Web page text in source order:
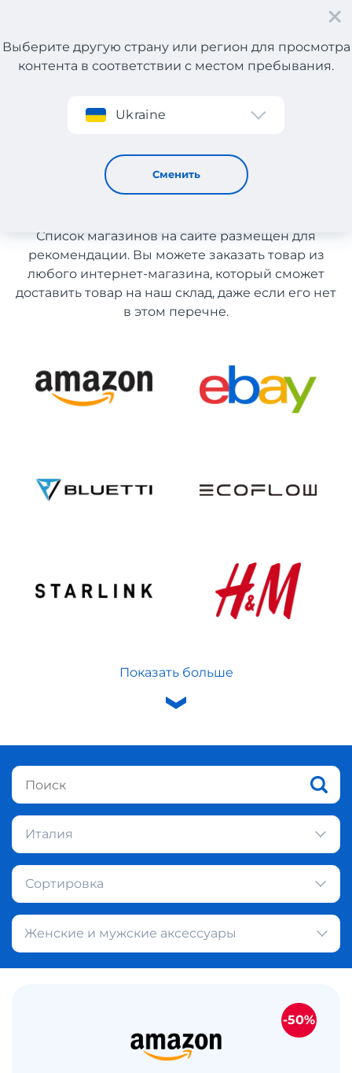
Регистрация
Выберите другую страну или регион для просмотра
контента в соответствии с местом пребывания.
Ukraine
Сменить
Женские и мужские аксессуары с Италии
Женские и мужские
аксессуары с Италии
Список магазинов на сайте размещен для
рекомендации. Вы можете заказать товар из
любого интернет-магазина, который сможет
доставить товар на наш склад, даже если его нет
в этом перечне.
Показать больше
Италия
Сортировка
Женские и мужские аксессуары
-50%